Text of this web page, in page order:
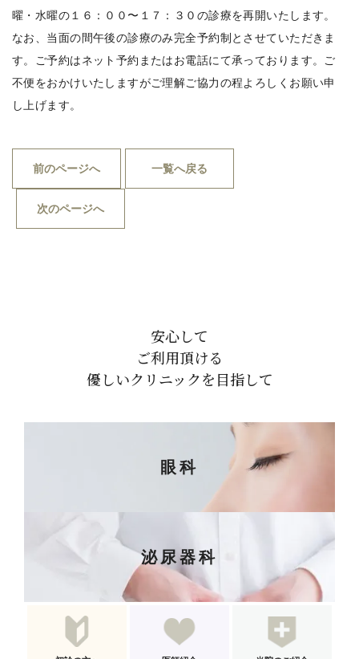
曜・水曜の１６：００〜１７：３０の診療を再開いたします。
なお、当面の間午後の診療のみ完全予約制とさせていただきま
す。ご予約はネット予約またはお電話にて承っております。ご
不便をおかけいたしますがご理解ご協力の程よろしくお願い申
し上げます。
前のページへ 一覧へ戻る
次のページへ
安心して
ご利用頂ける
優しいクリニックを目指して
眼科
泌尿器科